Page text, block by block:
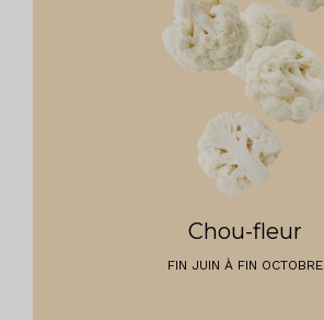
Chou-fleur
FIN JUIN À FIN OCTOBRE